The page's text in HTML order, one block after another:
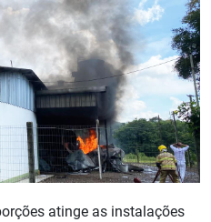
atinge as instalações